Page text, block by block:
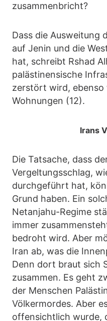
zusammenbricht?
Dass die Ausweitung
auf Jenin und die
hat, schreibt Rshad
palästinensische
zerstört wird, ebenso
Wohnungen (12).
Irans
Die Tatsache, dass
Vergeltungsschlag,
durchgeführt hat,
Grund haben. Ein
Netanjahu-Regime
immer
bedroht wird. Aber
Iran ab, was die
Denn dort braut sich
zusammen. Es geht
der Menschen
Völkermordes. Aber
offensichtlich wurde,